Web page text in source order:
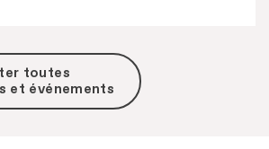
toutes
et événements